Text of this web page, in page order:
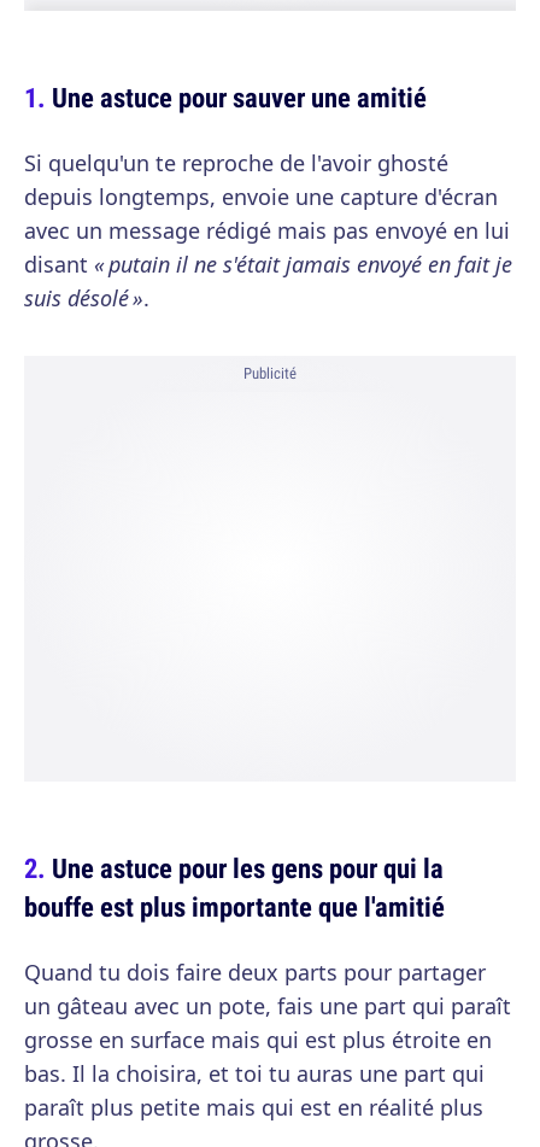
Une astuce pour sauver une amitié
Si quelqu'un te reproche de l'avoir ghosté
depuis longtemps, envoie une capture d'écran
avec un message rédigé mais pas envoyé en lui
disant « putain il ne s'était jamais envoyé en fait je
suis désolé ».
Publicité
Une astuce pour les gens pour qui la
bouffe est plus importante que l'amitié
Quand tu dois faire deux parts pour partager
un gâteau avec un pote, fais une part qui paraît
grosse en surface mais qui est plus étroite en
bas. Il la choisira, et toi tu auras une part qui
paraît plus petite mais qui est en réalité plus
grosse.